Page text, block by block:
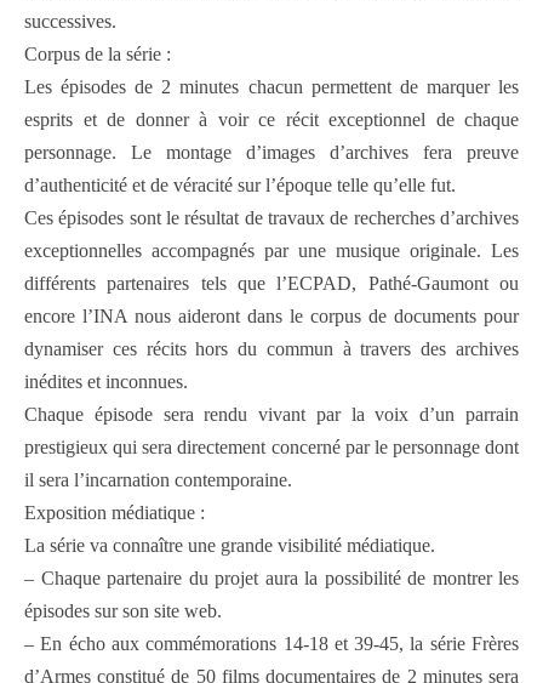
successives.
Corpus de la série :
Les épisodes de 2 minutes chacun permettent de marquer les
esprits et de donner à voir ce récit exceptionnel de chaque
personnage. Le montage d’images d’archives fera preuve
d’authenticité et de véracité sur l’époque telle qu’elle fut.
Ces épisodes sont le résultat de travaux de recherches d’archives
exceptionnelles accompagnés par une musique originale. Les
différents partenaires tels que l’ECPAD, Pathé-Gaumont ou
encore l’INA nous aideront dans le corpus de documents pour
dynamiser ces récits hors du commun à travers des archives
inédites et inconnues.
Chaque épisode sera rendu vivant par la voix d’un parrain
prestigieux qui sera directement concerné par le personnage dont
il sera l’incarnation contemporaine.
Exposition médiatique :
La série va connaître une grande visibilité médiatique.
– Chaque partenaire du projet aura la possibilité de montrer les
épisodes sur son site web.
– En écho aux commémorations 14-18 et 39-45, la série Frères
d’Armes constitué de 50 films documentaires de 2 minutes sera